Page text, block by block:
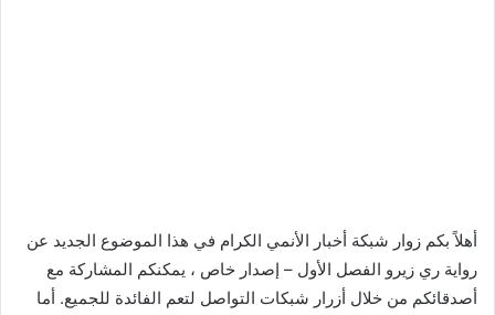
أهلاً بكم زوار شبكة أخبار الأنمي الكرام في هذا الموضوع الجديد عن
رواية ري زيرو الفصل الأول – إصدار خاص ، يمكنكم المشاركة مع
أصدقائكم من خلال أزرار شبكات التواصل لتعم الفائدة للجميع. أما